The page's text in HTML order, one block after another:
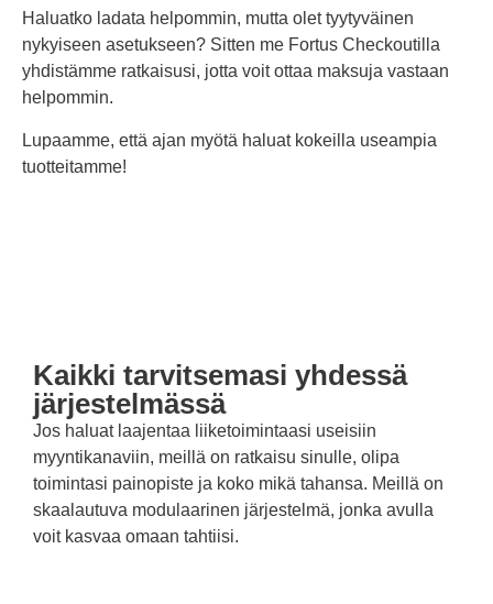
Haluatko ladata helpommin, mutta olet tyytyväinen
nykyiseen asetukseen? Sitten me Fortus Checkoutilla
yhdistämme ratkaisusi, jotta voit ottaa maksuja vastaan
helpommin.
Lupaamme, että ajan myötä haluat kokeilla useampia
tuotteitamme!
Kaikki tarvitsemasi yhdessä
järjestelmässä
Jos haluat laajentaa liiketoimintaasi useisiin
myyntikanaviin, meillä on ratkaisu sinulle, olipa
toimintasi painopiste ja koko mikä tahansa. Meillä on
skaalautuva modulaarinen järjestelmä, jonka avulla
voit kasvaa omaan tahtiisi.